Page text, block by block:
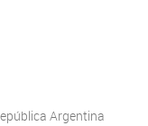
Argentina